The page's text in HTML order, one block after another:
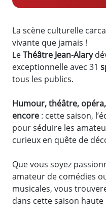
La scène culturelle
vivante que jamais !
LeThéâtre Jean-Alary
exceptionnelle avec 31
tous les publics.
Humour, théâtre,
encore : cette saison,
pour séduire les
curieux en quête de
Que vous soyez
amateur de comédies
musicales, vous
dans cette saison